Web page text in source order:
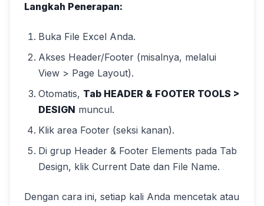
Langkah Penerapan:
Buka File Excel Anda.
Akses Header/Footer (misalnya, melalui
View > Page Layout).
Otomatis, Tab HEADER & FOOTER TOOLS >
DESIGN muncul.
Klik area Footer (seksi kanan).
Di grup Header & Footer Elements pada Tab
Design, klik Current Date dan File Name.
Dengan cara ini, setiap kali Anda mencetak atau